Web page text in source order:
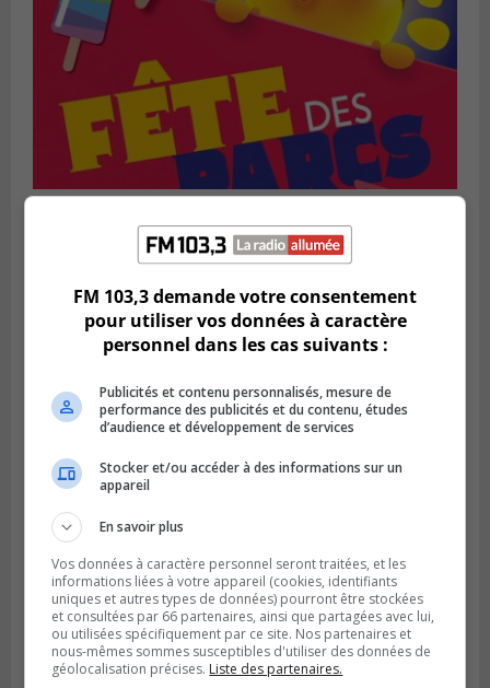
La Fête des parcs est de retour à Saint-
SAINT-CATHERINE
Publié le 30 juillet 2026 à 07h58
Sainte-Catherine prolonge son aide
financière au Complexe Le Partage
FM 103,3 demande votre consentement
pour utiliser vos données à caractère
personnel dans les cas suivants :
Publicités et contenu personnalisés, mesure de
performance des publicités et du contenu, études
d’audience et développement de services
Stocker et/ou accéder à des informations sur un
appareil
En savoir plus
Vos données à caractère personnel seront traitées, et les
informations liées à votre appareil (cookies, identifiants
uniques et autres types de données) pourront être stockées
et consultées par 66 partenaires, ainsi que partagées avec lui,
ou utilisées spécifiquement par ce site. Nos partenaires et
nous-mêmes sommes susceptibles d'utiliser des données de
géolocalisation précises. Liste des partenaires.